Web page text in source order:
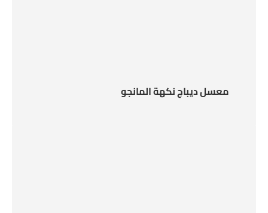
معسل ديباج نكهة المانجو